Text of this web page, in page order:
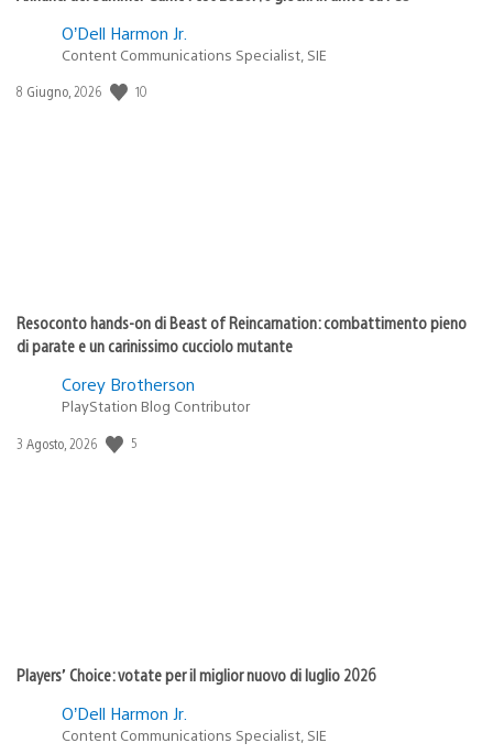
O’Dell Harmon Jr.
Content Communications Specialist, SIE
Data
8 Giugno, 2026 10
Resoconto hands-on di Beast of Reincarnation: combattimento pieno
di parate e un carinissimo cucciolo mutante
Corey Brotherson
PlayStation Blog Contributor
Data
3 Agosto, 2026 5
Players’ Choice: votate per il miglior nuovo di luglio 2026
O’Dell Harmon Jr.
Content Communications Specialist, SIE